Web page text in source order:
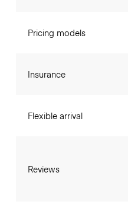
Pricing models
Insurance
Flexible arrival
Reviews